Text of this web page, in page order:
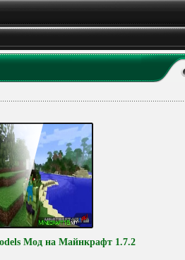
Мод на Майнкрафт 1.7.2